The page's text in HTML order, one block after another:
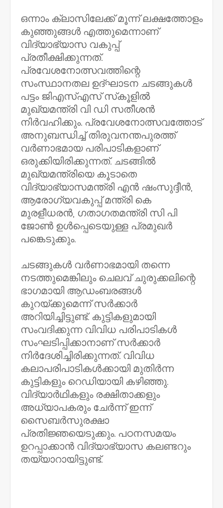
ഒന്നാം ക്ലാസിലേക്ക് മൂന്ന് ലക്ഷത്തോളം
കുഞ്ഞുങ്ങള്‍ എത്തുമെന്നാണ്
വിദ്യാഭ്യാസ വകുപ്പ്
പ്രതീക്ഷിക്കുന്നത്.
പ്രവേശനോത്സവത്തിന്റെ
സംസ്ഥാനതല ഉദ്ഘാടന ചടങ്ങുകള്‍
പട്ടം ജിഎസ്എസ് സ്‌കൂളില്‍
മുഖ്യമന്ത്രി വി ഡി സതീശന്‍
നിര്‍വഹിക്കും. പ്രവേശനോത്സവത്തോട്
അനുബന്ധിച്ച് തിരുവനന്തപുരത്ത്
വര്‍ണാഭമായ പരിപാടികളാണ്
ഒരുക്കിയിരിക്കുന്നത്. ചടങ്ങില്‍
മുഖ്യമന്ത്രിയെ കൂടാതെ
വിദ്യാഭ്യാസമന്ത്രി എന്‍ ഷംസുദ്ദീന്‍,
ആരോഗ്യവകുപ്പ് മന്ത്രി കെ
മുരളീധരന്‍, ഗതാഗതമന്ത്രി സി പി
ജോണ്‍ ഉള്‍പ്പെടെയുള്ള പ്രമുഖര്‍
പങ്കെടുക്കും.
ചടങ്ങുകള്‍ വര്‍ണാഭമായി തന്നെ
നടത്തുമെങ്കിലും ചെലവ് ചുരുക്കലിന്റെ
ഭാഗമായി ആഡംബരങ്ങള്‍
കുറയ്ക്കുമെന്ന് സര്‍ക്കാര്‍
അറിയിച്ചിട്ടുണ്ട്. കുട്ടികളുമായി
സംവദിക്കുന്ന വിവിധ പരിപാടികള്‍
സംഘടിപ്പിക്കാനാണ് സര്‍ക്കാര്‍
നിര്‍ദേശിച്ചിരിക്കുന്നത്. വിവിധ
കലാപരിപാടികള്‍ക്കായി മുതിര്‍ന്ന
കുട്ടികളും റെഡിയായി കഴിഞ്ഞു.
വിദ്യാര്‍ഥികളും രക്ഷിതാക്കളും
അധ്യാപകരും ചേര്‍ന്ന് ഇന്ന്
സൈബര്‍സുരക്ഷാ
പ്രതിജ്ഞയെടുക്കും. പഠനസമയം
ഉറപ്പാക്കാന്‍ വിദ്യാഭ്യാസ കലണ്ടറും
തയ്യാറായിട്ടുണ്ട്.